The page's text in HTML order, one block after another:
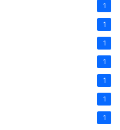
1
1
1
1
1
1
1